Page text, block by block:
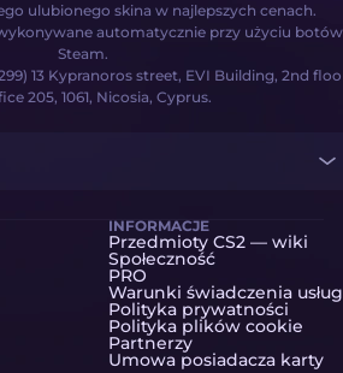
ulubionego skina w najlepszych cenach.
automatycznie przy użyciu botów
Steam.
13 Kypranoros street, EVI Building, 2nd
205, 1061, Nicosia, Cyprus.
INFORMACJE
Przedmioty CS2 — wiki
Społeczność
PRO
Warunki świadczenia usług
Polityka prywatności
Polityka plików cookie
Partnerzy
Umowa posiadacza karty